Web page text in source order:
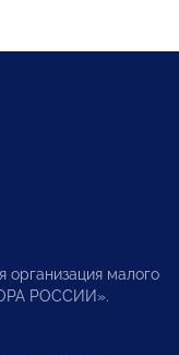
малого
РОССИИ».